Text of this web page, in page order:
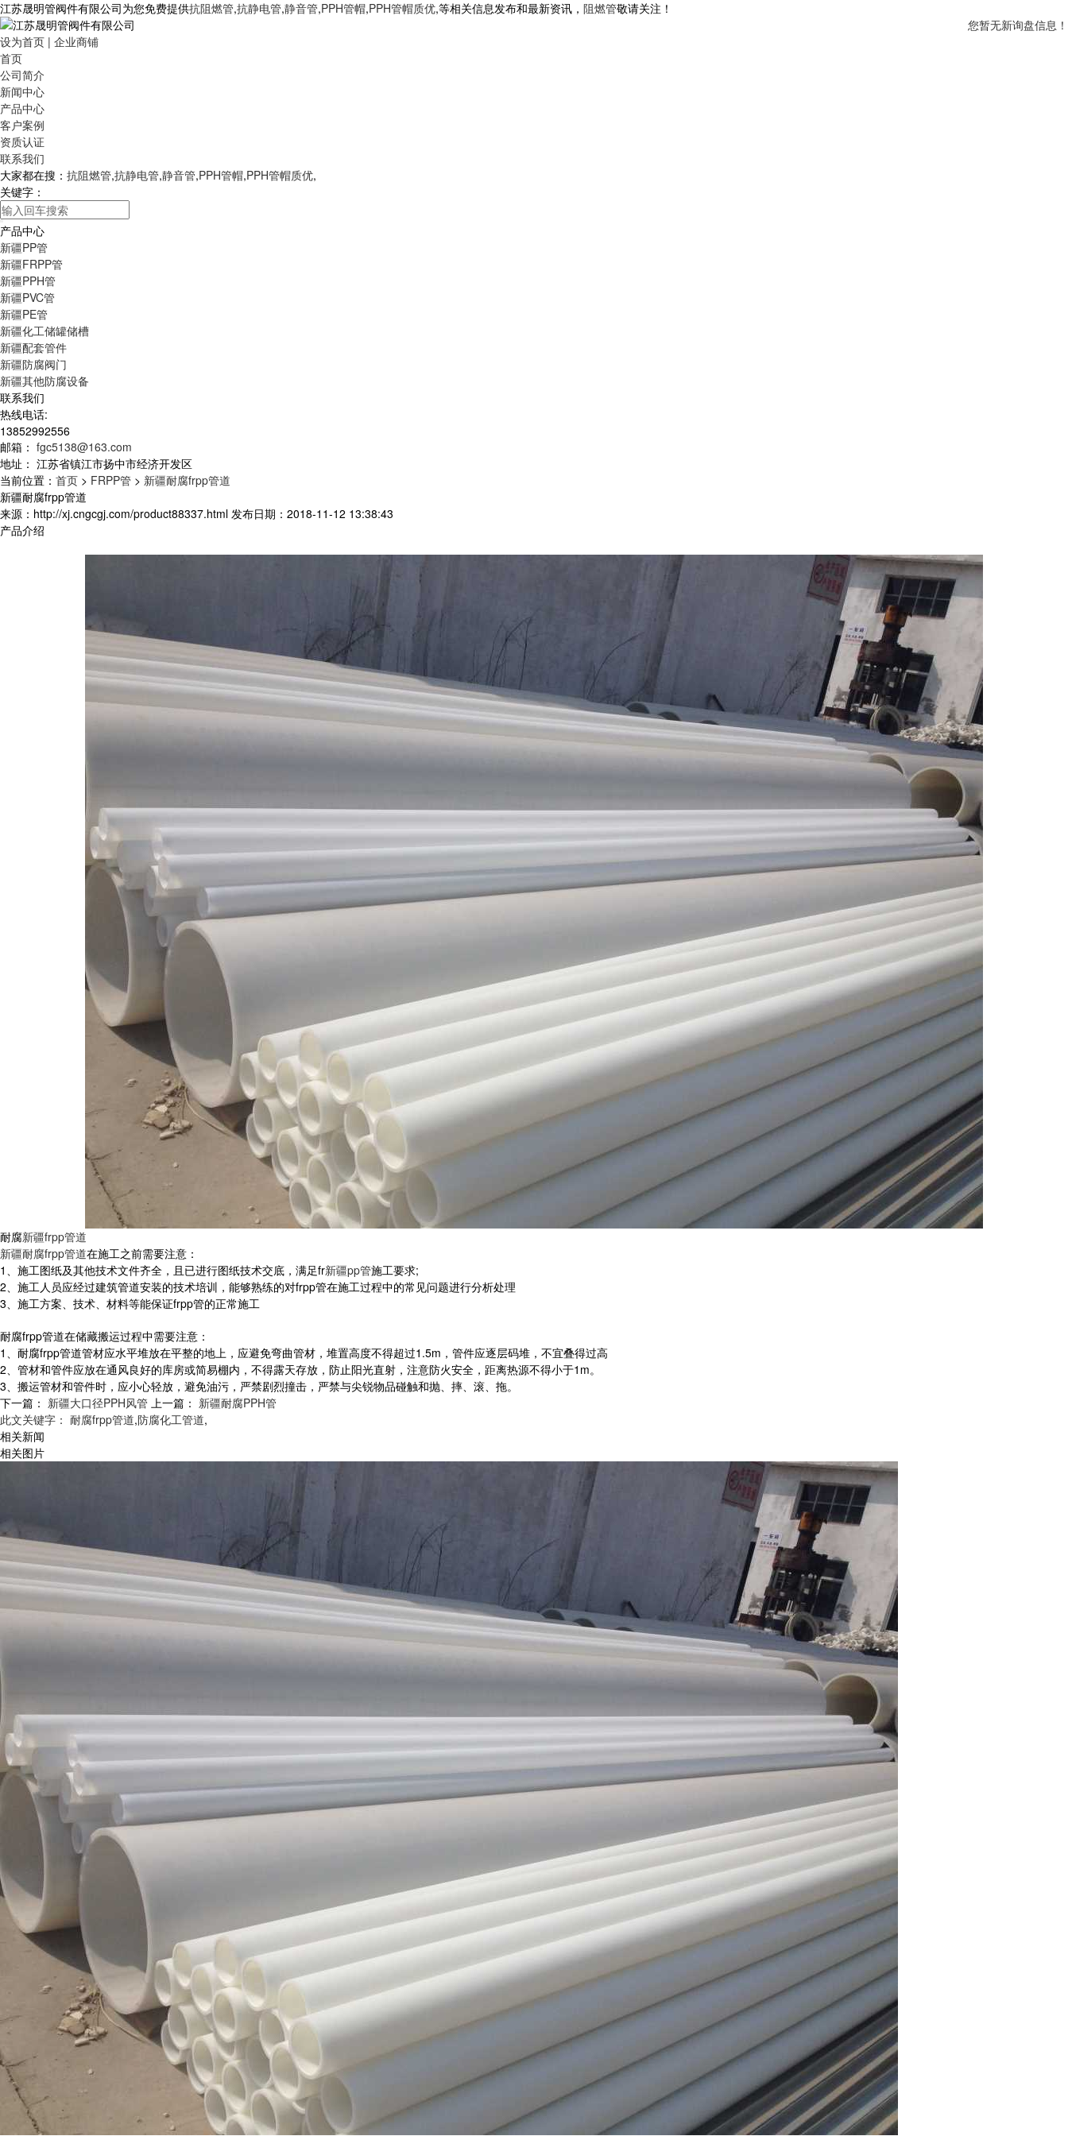
江苏晟明管阀件有限公司为您免费提供抗阻燃管,抗静电管,静音管,PPH管帽,PPH管帽质优,等相关信息发布和最新资讯， 阻燃管敬请关注！
您暂无新询盘信息！
设为首页 | 企业商铺
首页
公司简介
新闻中心
产品中心
客户案例
资质认证
联系我们
大家都在搜： 抗阻燃管,抗静电管,静音管,PPH管帽,PPH管帽质优,
关键字：
产品中心
新疆PP管
新疆FRPP管
新疆PPH管
新疆PVC管
新疆PE管
新疆化工储罐储槽
新疆配套管件
新疆防腐阀门
新疆其他防腐设备
联系我们
热线电话:
13852992556
邮箱： fgc5138@163.com
地址： 江苏省镇江市扬中市经济开发区
当前位置： 首页 > FRPP管 > 新疆耐腐frpp管道
新疆耐腐frpp管道
来源：http://xj.cngcgj.com/product88337.html 发布日期：2018-11-12 13:38:43
产品介绍
耐腐新疆frpp管道
新疆耐腐frpp管道在施工之前需要注意：
1、施工图纸及其他技术文件齐全，且已进行图纸技术交底，满足fr新疆pp管施工要求;
2、施工人员应经过建筑管道安装的技术培训，能够熟练的对frpp管在施工过程中的常见问题进行分析处理
3、施工方案、技术、材料等能保证frpp管的正常施工
耐腐frpp管道在储藏搬运过程中需要注意：
1、耐腐frpp管道管材应水平堆放在平整的地上，应避免弯曲管材，堆置高度不得超过1.5m，管件应逐层码堆，不宜叠得过高
2、管材和管件应放在通风良好的库房或简易棚内，不得露天存放，防止阳光直射，注意防火安全，距离热源不得小于1m。
3、搬运管材和管件时，应小心轻放，避免油污，严禁剧烈撞击，严禁与尖锐物品碰触和抛、摔、滚、拖。
下一篇： 新疆大口径PPH风管 上一篇： 新疆耐腐PPH管
此文关键字： 耐腐frpp管道,防腐化工管道,
相关新闻
相关图片